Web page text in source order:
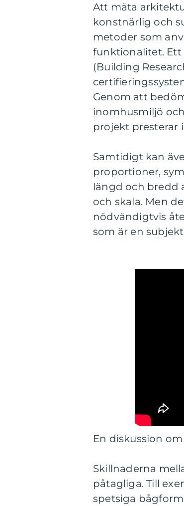
Att mäta
konstnärlig och
metoder som
funktionalitet. Ett
(Building
Genom att
inomhusmiljö
projekt presterar
Samtidigt kan
proportioner,
längd och bredd
och skala. Men
nödvändigtvis
som är en
En diskussion
Skillnaderna
påtagliga. Till
spetsiga